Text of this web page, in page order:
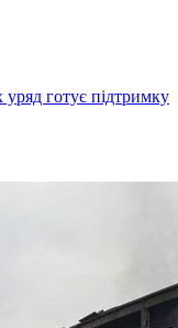
уряд готує підтримку